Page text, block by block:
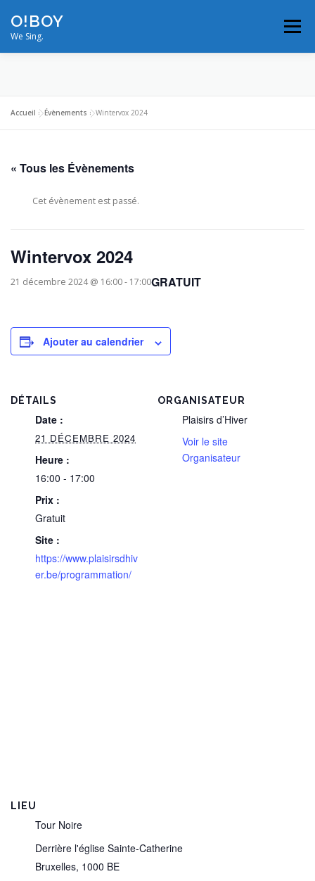
contenu
O!BOY
We Sing.
Menu
Accueil »Évènements »Wintervox 2024
« Tous les Évènements
Cet évènement est passé.
Wintervox 2024
21 décembre 2024 @ 16:00- 17:00GRATUIT
Ajouter au calendrier
DÉTAILS
Date :
21 DÉCEMBRE 2024
Heure :
16:00 - 17:00
Prix :
Gratuit
Site :
https://www.plaisirsdhiv
er.be/programmation/
ORGANISATEUR
Plaisirs d’Hiver
Voir le site
Organisateur
LIEU
Tour Noire
Derrière l'église Sainte-Catherine
Bruxelles, 1000 BE